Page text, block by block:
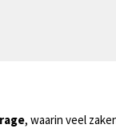
, waarin veel